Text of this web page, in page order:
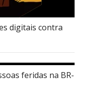
digitais contra
feridas na BR-